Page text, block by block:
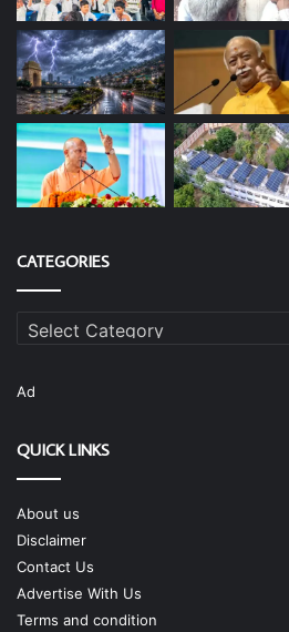
CATEGORIES
Categories
Ad
QUICK LINKS
About us
Disclaimer
Contact Us
Advertise With Us
Terms and condition